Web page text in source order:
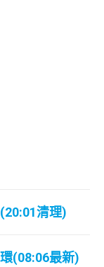
清理)
(08:06最新)